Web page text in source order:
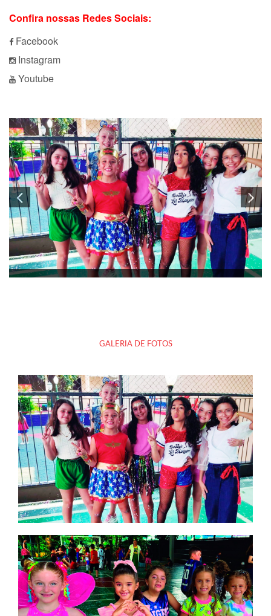
Confira nossas Redes Sociais:
Facebook
Instagram
Youtube
GALERIA DE FOTOS